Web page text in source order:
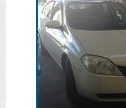
す。